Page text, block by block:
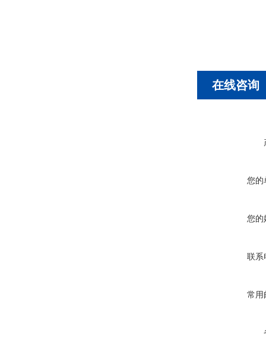
在线咨询
您的
您的
联系
常用